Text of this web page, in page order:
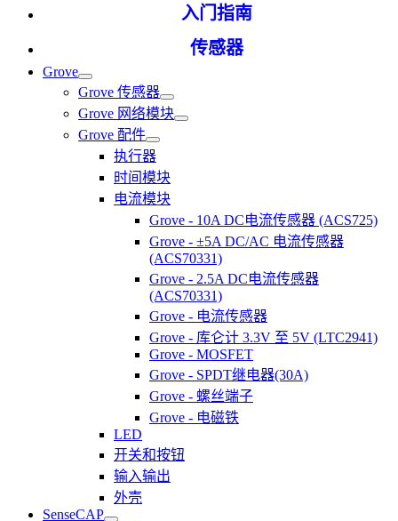
入门指南
传感器
Grove
Grove 传感器
Grove 网络模块
Grove 配件
执行器
时间模块
电流模块
Grove - 10A DC电流传感器 (ACS725)
Grove - ±5A DC/AC 电流传感器
(ACS70331)
Grove - 2.5A DC电流传感器
(ACS70331)
Grove - 电流传感器
Grove - 库仑计 3.3V 至 5V (LTC2941)
Grove - MOSFET
Grove - SPDT继电器(30A)
Grove - 螺丝端子
Grove - 电磁铁
LED
开关和按钮
输入输出
外壳
SenseCAP